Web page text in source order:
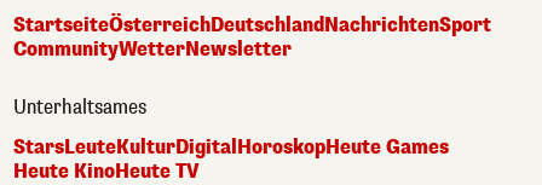
StartseiteÖsterreichDeutschlandNachrichtenSport
CommunityWetterNewsletter
Unterhaltsames
StarsLeuteKulturDigital HoroskopHeute Games
Heute KinoHeute TV